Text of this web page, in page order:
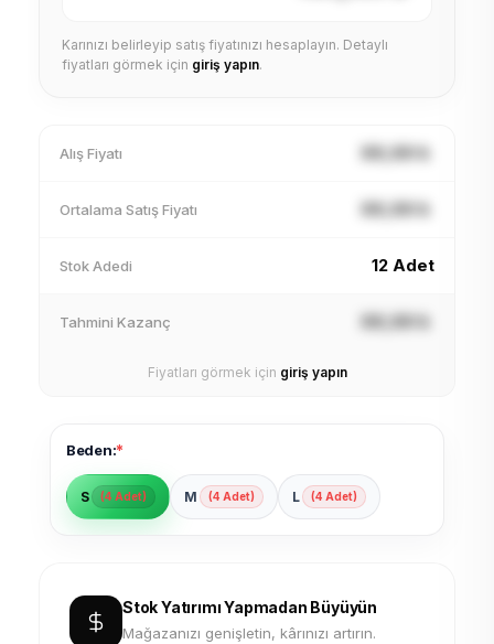
Karınızı belirleyip satış fiyatınızı hesaplayın. Detaylı
fiyatları görmek için giriş yapın.
Alış Fiyatı XX,XX ₺
Ortalama Satış Fiyatı XX,XX ₺
Stok Adedi 12 Adet
Tahmini Kazanç XX,XX ₺
Fiyatları görmek için giriş yapın
Beden:*
S (4 Adet) M (4 Adet) L (4 Adet)
Stok Yatırımı Yapmadan Büyüyün
Mağazanızı genişletin, kârınızı artırın.